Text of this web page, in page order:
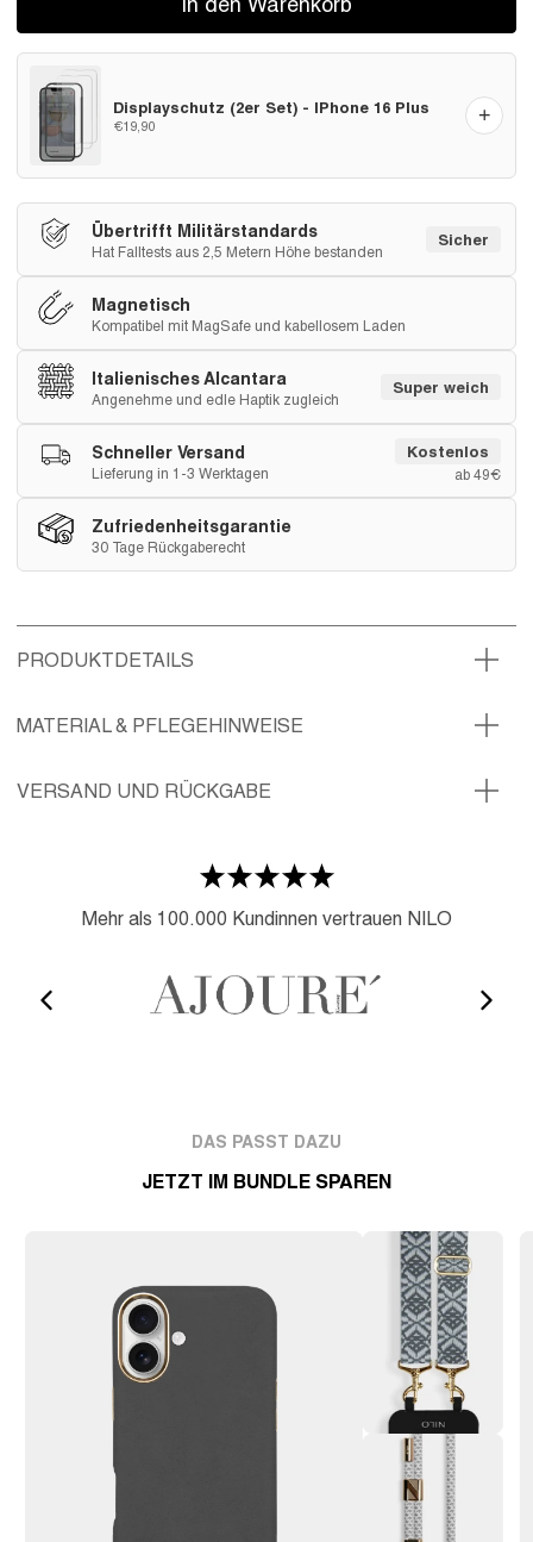
Displayschutz (2er Set) - IPhone 16 Plus
€19,90 +
Übertrifft Militärstandards
Hat Falltests aus 2,5 Metern Höhe bestanden
Sicher
Magnetisch
Kompatibel mit MagSafe und kabellosem Laden
Italienisches Alcantara
Angenehme und edle Haptik zugleich
Super weich
Schneller Versand
Lieferung in 1-3 Werktagen
Kostenlos
ab 49€
Zufriedenheitsgarantie
30 Tage Rückgaberecht
PRODUKTDETAILS
MATERIAL & PFLEGEHINWEISE
VERSAND UND RÜCKGABE
Mehr als 100.000 Kundinnen vertrauen NILO
DAS PASST DAZU
JETZT IM BUNDLE SPAREN